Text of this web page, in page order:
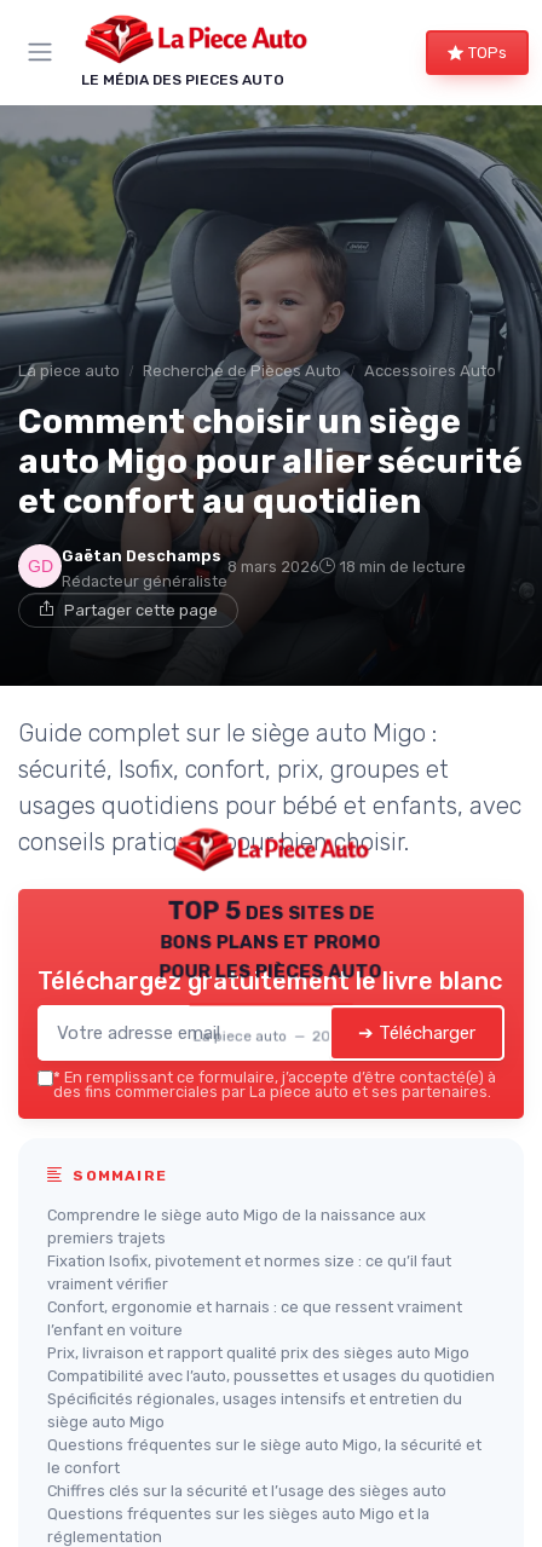
LE MÉDIA DES PIECES AUTO
TOPs
La piece auto Recherche de Pièces Auto Accessoires Auto
Comment choisir un siège
auto Migo pour allier sécurité
et confort au quotidien
Gaëtan Deschamps
Rédacteur généraliste
8 mars 2026 18 min de lecture
Partager cette page
Guide complet sur le siège auto Migo :
sécurité, Isofix, confort, prix, groupes et
usages quotidiens pour bébé et enfants, avec
conseils pratiques pour bien choisir.
TOP 5 des sites de
bons plans et promo
pour les pièces auto
La piece auto — 2026
Téléchargez gratuitement le livre blanc
➔ Télécharger
* En remplissant ce formulaire, j’accepte d’être contacté(e) à
des fins commerciales par La piece auto et ses partenaires.
SOMMAIRE
Comprendre le siège auto Migo de la naissance aux
premiers trajets
Fixation Isofix, pivotement et normes size : ce qu’il faut
vraiment vérifier
Confort, ergonomie et harnais : ce que ressent vraiment
l’enfant en voiture
Prix, livraison et rapport qualité prix des sièges auto Migo
Compatibilité avec l’auto, poussettes et usages du quotidien
Spécificités régionales, usages intensifs et entretien du
siège auto Migo
Questions fréquentes sur le siège auto Migo, la sécurité et
le confort
Chiffres clés sur la sécurité et l’usage des sièges auto
Questions fréquentes sur les sièges auto Migo et la
réglementation
Panneau de gestion des cookies